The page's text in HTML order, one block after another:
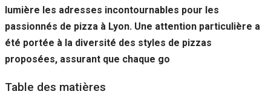
lumière les adresses incontournables pour les
passionnés de pizza à Lyon. Une attention particulière a
été portée à la diversité des styles de pizzas
proposées, assurant que chaque go
Table des matières
Marketing
En partageant
votre
lorsque vous